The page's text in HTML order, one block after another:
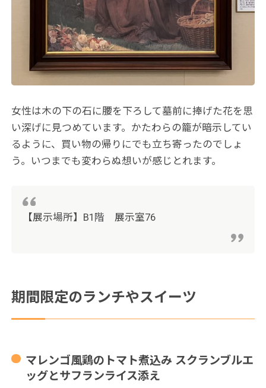
女性は木の下の石に腰を下ろして墓前に捧げた花を思
い深げに見つめています。かたわらの籠が暗示してい
るように、買い物の帰りにでも立ち寄ったのでしょ
う。いつまでも変わらぬ想いが感じとれます。
【展示場所】B1階 展示室76
期間限定のランチやスイーツ
マレンゴ風鶏のトマト煮込み スクランブルエ
ッグとサフランライス添え